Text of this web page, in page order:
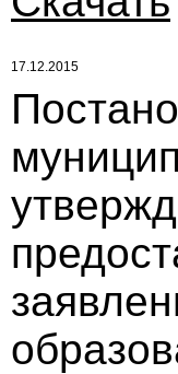
17.12.2015